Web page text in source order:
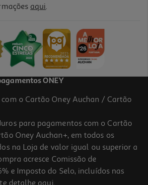
De Marie Kondo
aqui.
ONEY
o Cartão Oney Auchan / Cartão
para pagamentos com o Cartão
Oney Auchan+, em todos os
na Loja de valor igual ou superior a
acresce Comissão de
e Imposto do Selo, incluídos nas
detalhe aqui.